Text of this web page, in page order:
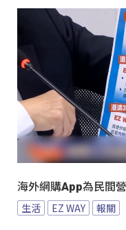
海外網購App為民間
生活 EZ WAY 報關